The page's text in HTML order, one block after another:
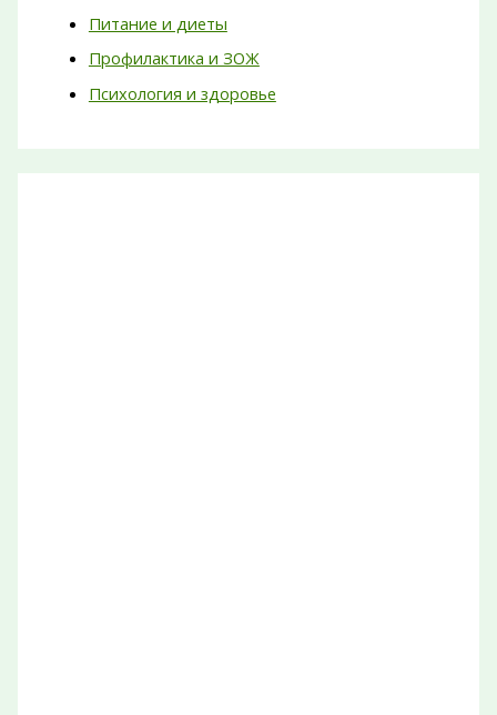
Питание и диеты
Профилактика и ЗОЖ
Психология и здоровье